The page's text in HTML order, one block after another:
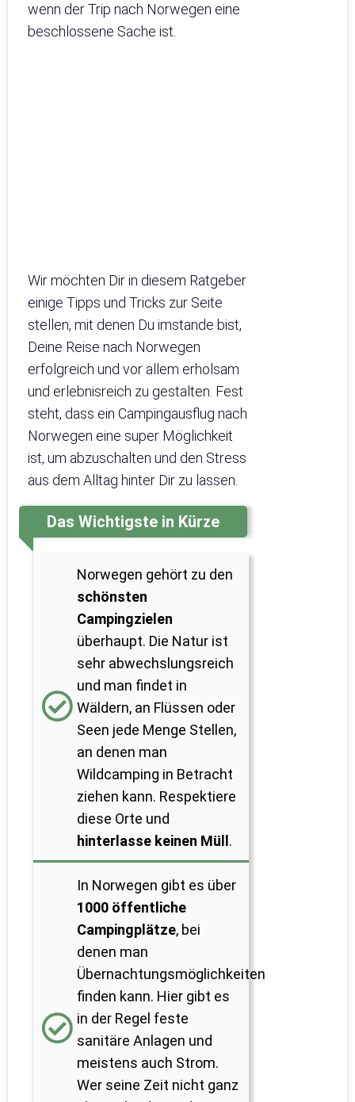
wenn der Trip nach Norwegen eine
beschlossene Sache ist.
Wir möchten Dir in diesem Ratgeber
einige Tipps und Tricks zur Seite
stellen, mit denen Du imstande bist,
Deine Reise nach Norwegen
erfolgreich und vor allem erholsam
und erlebnisreich zu gestalten. Fest
steht, dass ein Campingausflug nach
Norwegen eine super Möglichkeit
ist, um abzuschalten und den Stress
aus dem Alltag hinter Dir zu lassen.
Das Wichtigste in Kürze
Norwegen gehört zu den
schönsten
Campingzielen
überhaupt. Die Natur ist
sehr abwechslungsreich
und man findet in
Wäldern, an Flüssen oder
Seen jede Menge Stellen,
an denen man
Wildcamping in Betracht
ziehen kann. Respektiere
diese Orte und
hinterlasse keinen Müll .
In Norwegen gibt es über
1000 öffentliche
Campingplätze, bei
denen man
Übernachtungsmöglichkeiten
finden kann. Hier gibt es
in der Regel feste
sanitäre Anlagen und
meistens auch Strom.
Wer seine Zeit nicht ganz